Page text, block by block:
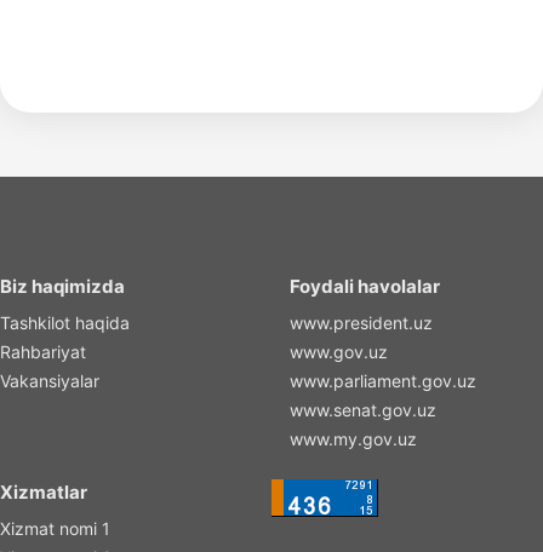
Biz haqimizda
Tashkilot haqida
Rahbariyat
Vakansiyalar
Foydali havolalar
www.president.uz
www.gov.uz
www.parliament.gov.uz
www.senat.gov.uz
www.my.gov.uz
Xizmatlar
Xizmat nomi 1